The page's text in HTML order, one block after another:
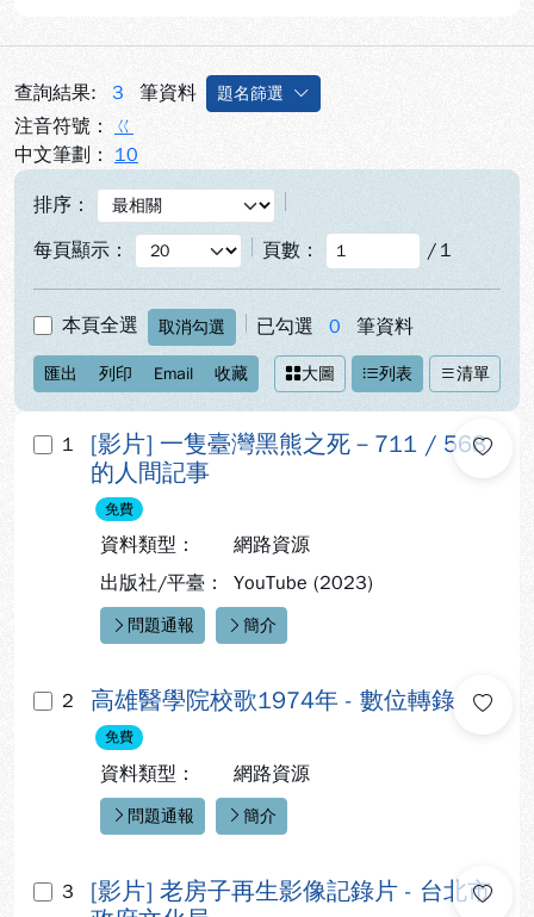
查詢結果: 3 筆資料 題名篩選
注音符號：
ㄍ
中文筆劃： 10
排序：
每頁顯示：
頁數： / 1
本頁全選 取消勾選 已勾選 0 筆資料
匯出 列印 Email 收藏 大圖 列表 清單
1
[影片] 一隻臺灣黑熊之死－711 / 568
的人間記事
免費
資料類型：
網路資源
出版社/平臺：
YouTube (2023)
快速連結：
問題通報 簡介
2 高雄醫學院校歌1974年 - 數位轉錄
免費
資料類型： 網路資源
快速連結：
問題通報 簡介
3
[影片] 老房子再生影像記錄片 - 台北市